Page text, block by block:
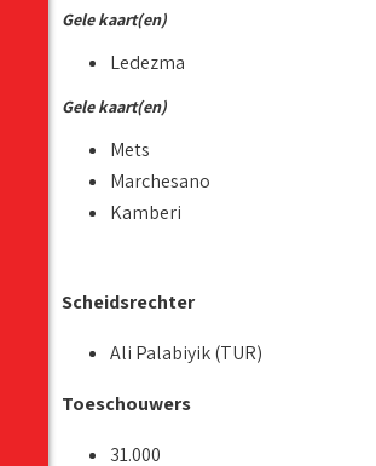
Gele kaart(en)
Ledezma
Gele kaart(en)
Mets
Marchesano
Kamberi
Scheidsrechter
Ali Palabiyik (TUR)
Toeschouwers
31.000